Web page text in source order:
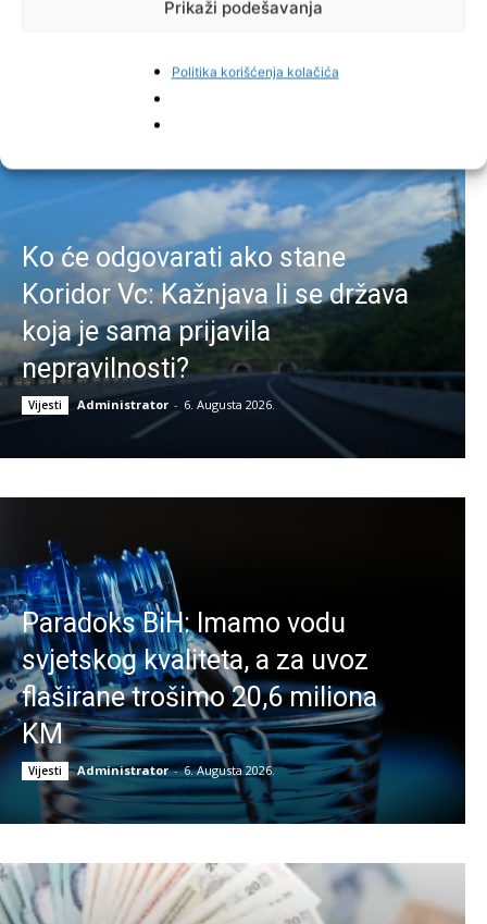
Prikaži podešavanja
Politika korišćenja kolačića
Najnovije vijesti
Ko će odgovarati ako stane
Koridor Vc: Kažnjava li se država
koja je sama prijavila
nepravilnosti?
Vijesti Administrator - 6. Augusta 2026.
Paradoks BiH: Imamo vodu
svjetskog kvaliteta, a za uvoz
flaširane trošimo 20,6 miliona
KM
Vijesti Administrator - 6. Augusta 2026.